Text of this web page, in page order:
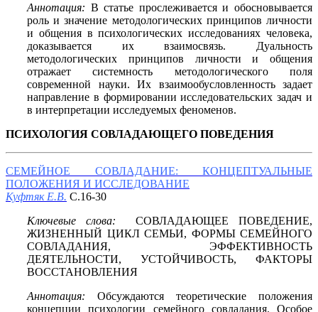
Аннотация: В статье прослеживается и обосновывается
роль и значение методологических принципов личности
и общения в психологических исследованиях человека,
доказывается их взаимосвязь. Дуальность
методологических принципов личности и общения
отражает системность методологического поля
современной науки. Их взаимообусловленность задает
направление в формировании исследовательских задач и
в интерпретации исследуемых феноменов.
ПСИХОЛОГИЯ СОВЛАДАЮЩЕГО ПОВЕДЕНИЯ
СЕМЕЙНОЕ СОВЛАДАНИЕ: КОНЦЕПТУАЛЬНЫЕ
ПОЛОЖЕНИЯ И ИССЛЕДОВАНИЕ
Куфтяк Е.В. С.16-30
Ключевые слова: СОВЛАДАЮЩЕЕ ПОВЕДЕНИЕ,
ЖИЗНЕННЫЙ ЦИКЛ СЕМЬИ, ФОРМЫ СЕМЕЙНОГО
СОВЛАДАНИЯ, ЭФФЕКТИВНОСТЬ
ДЕЯТЕЛЬНОСТИ, УСТОЙЧИВОСТЬ, ФАКТОРЫ
ВОССТАНОВЛЕНИЯ
Аннотация: Обсуждаются теоретические положения
концепции психологии семейного совладания. Особое